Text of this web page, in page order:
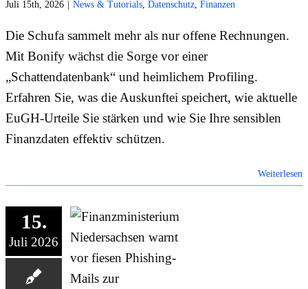
Juli 15th, 2026 | News & Tutorials Datenschutz Finanzen
Die Schufa sammelt mehr als nur offene Rechnungen.
Mit Bonify wächst die Sorge vor einer
„Schattendatenbank“ und heimlichem Profiling.
Erfahren Sie, was die Auskunftei speichert, wie aktuelle
EuGH-Urteile Sie stärken und wie Sie Ihre sensiblen
Finanzdaten effektiv schützen.
Weiterlesen
15.
Juli 2026